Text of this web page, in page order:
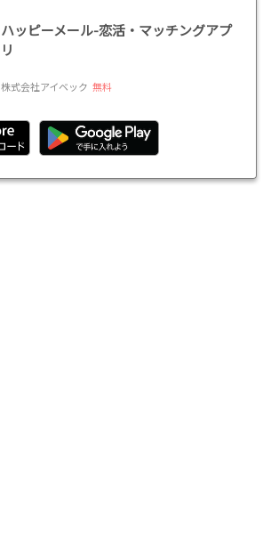
ハッピーメール-恋活・マッチングアプ
リ
株式会社アイベック 無料